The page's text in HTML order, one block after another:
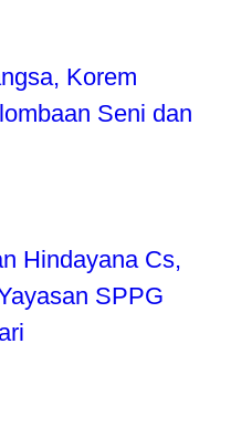
Korem
Seni dan
Hindayana Cs,
SPPG